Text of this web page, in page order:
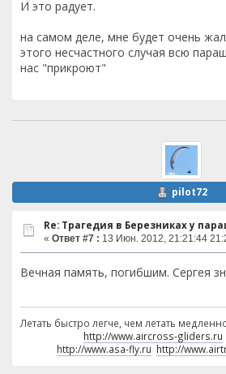
И это радует.
на самом деле, мне будет очень
этого несчастного случая всю
нас "прикроют"
pilot72
Re: Трагедия в Березниках у
« Ответ #7 : 13 Июн. 2012, 21:21:44
Вечная память, погибшим. Сергея
Летать быстро легче, чем летать
http://www.aircross-gliders.ru
http://www.asa-fly.ru http://